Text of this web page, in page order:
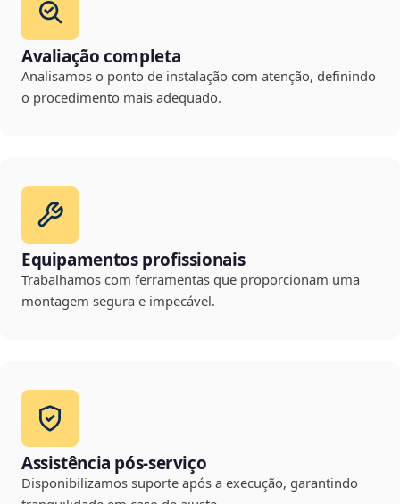
Avaliação completa
Analisamos o ponto de instalação com atenção, definindo
o procedimento mais adequado.
Equipamentos profissionais
Trabalhamos com ferramentas que proporcionam uma
montagem segura e impecável.
Assistência pós-serviço
Disponibilizamos suporte após a execução, garantindo